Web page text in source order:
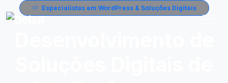
Especialistas em WordPress & Soluções Digitais